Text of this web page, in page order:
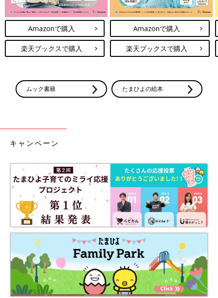
Amazonで購入
楽天ブックスで購入
Amazonで購入
楽天ブックスで購入
ムック書籍 たまひよの絵本
キャンペーン